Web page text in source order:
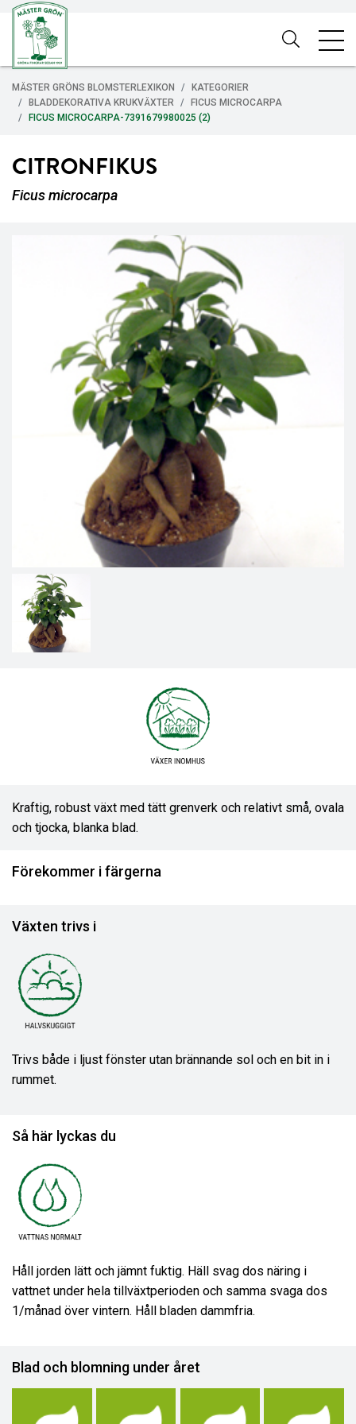
MÄSTER GRÖNS BLOMSTERLEXIKON
KATEGORIER
BLADDEKORATIVA KRUKVÄXTER
FICUS MICROCARPA
FICUS MICROCARPA-7391679980025 (2)
CITRONFIKUS
Ficus microcarpa
Kraftig, robust växt med tätt grenverk och relativt små, ovala
och tjocka, blanka blad.
Förekommer i färgerna
Växten trivs i
Trivs både i ljust fönster utan brännande sol och en bit in i
rummet.
Så här lyckas du
Håll jorden lätt och jämnt fuktig. Häll svag dos näring i
vattnet under hela tillväxtperioden och samma svaga dos
1/månad över vintern. Håll bladen dammfria.
Blad och blomning under året